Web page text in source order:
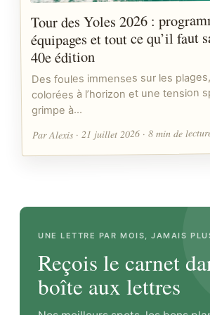
Tour des Yoles 2026 :
équipages et tout ce qu’il faut
40e édition
Des foules immenses sur les
colorées à l’horizon et une tension
grimpe à…
Par Alexis · 21 juillet 2026 · 8 min de
UNE LETTRE PAR MOIS, JAMAIS
Reçois le carnet
boîte aux lettres